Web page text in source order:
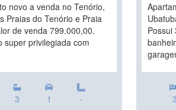
novo a venda no Tenório,
Praias do Tenório e Praia
de venda 799.000,00.
super privilegiada com
3 1 -
Possui
3